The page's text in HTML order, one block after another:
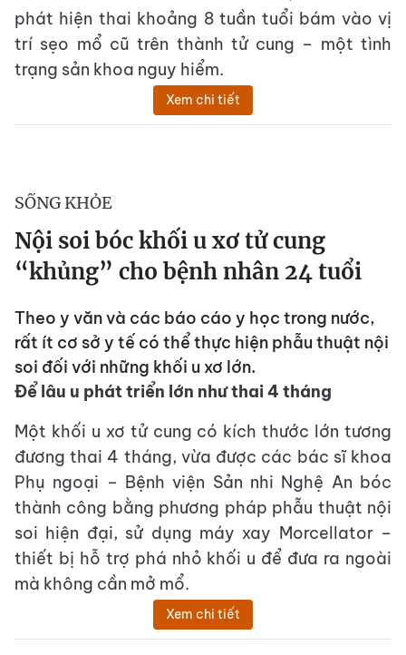
phát hiện thai khoảng 8 tuần tuổi bám vào vị
trí sẹo mổ cũ trên thành tử cung – một tình
trạng sản khoa nguy hiểm.
Xem chi tiết
SỐNG KHỎE
Nội soi bóc khối u xơ tử cung
“khủng” cho bệnh nhân 24 tuổi
Theo y văn và các báo cáo y học trong nước,
rất ít cơ sở y tế có thể thực hiện phẫu thuật nội
soi đối với những khối u xơ lớn.
Để lâu u phát triển lớn như thai 4 tháng
Một khối u xơ tử cung có kích thước lớn tương
đương thai 4 tháng, vừa được các bác sĩ khoa
Phụ ngoại – Bệnh viện Sản nhi Nghệ An bóc
thành công bằng phương pháp phẫu thuật nội
soi hiện đại, sử dụng máy xay Morcellator –
thiết bị hỗ trợ phá nhỏ khối u để đưa ra ngoài
mà không cần mở mổ.
Xem chi tiết